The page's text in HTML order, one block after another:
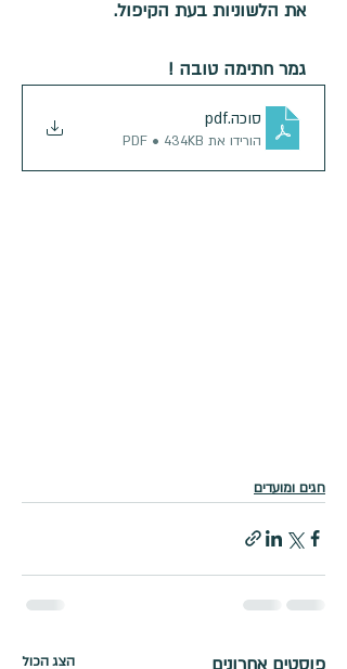
את הלשוניות בעת הקיפול.
גמר חתימה טובה !
סוכה.pdf
הורידו את PDF • 434KB
חגים ומועדים
הצג הכול